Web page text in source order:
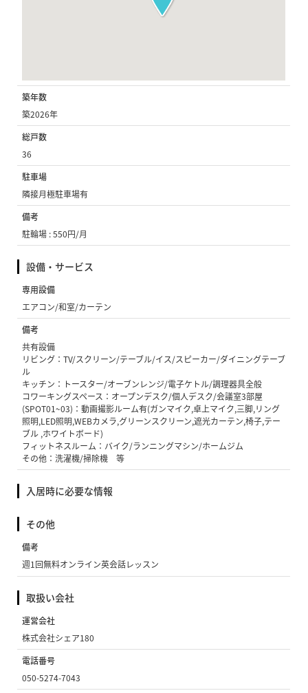
築年数
築2026年
総戸数
36
駐車場
隣接月極駐車場有
備考
駐輪場 : 550円/月
設備・サービス
専用設備
エアコン/和室/カーテン
備考
共有設備
リビング：TV/スクリーン/テーブル/イス/スピーカー/ダイニングテーブ
ル
キッチン：トースター/オーブンレンジ/電子ケトル/調理器具全般
コワーキングスペース：オープンデスク/個人デスク/会議室3部屋
(SPOT01~03)：動画撮影ルーム有(ガンマイク,卓上マイク,三脚,リング
照明,LED照明,WEBカメラ,グリーンスクリーン,遮光カーテン,椅子,テー
ブル ,ホワイトボード)
フィットネスルーム：バイク/ランニングマシン/ホームジム
その他：洗濯機/掃除機 等
入居時に必要な情報
その他
備考
週1回無料オンライン英会話レッスン
取扱い会社
運営会社
株式会社シェア180
電話番号
050-5274-7043